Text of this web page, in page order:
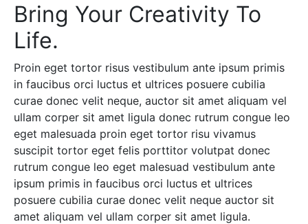
Bring Your Creativity To
Life.
Proin eget tortor risus vestibulum ante ipsum primis
in faucibus orci luctus et ultrices posuere cubilia
curae donec velit neque, auctor sit amet aliquam vel
ullam corper sit amet ligula donec rutrum congue leo
eget malesuada proin eget tortor risu vivamus
suscipit tortor eget felis porttitor volutpat donec
rutrum congue leo eget malesuad vestibulum ante
ipsum primis in faucibus orci luctus et ultrices
posuere cubilia curae donec velit neque auctor sit
amet aliquam vel ullam corper sit amet ligula.